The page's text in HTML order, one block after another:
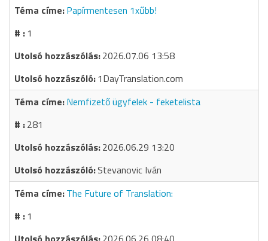
Papírmentesen 1xűbb!
1
2026.07.06 13:58
1DayTranslation.com
Nemfizető ügyfelek - feketelista
281
2026.06.29 13:20
Stevanovic Iván
The Future of Translation:
1